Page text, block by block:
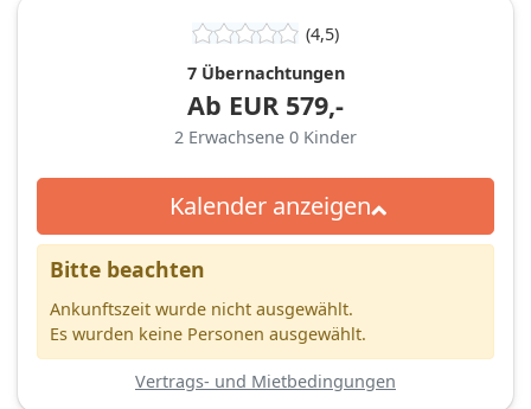
(4,5)
7 Übernachtungen
Ab EUR 579,-
2 Erwachsene 0 Kinder
Kalender anzeigen
Bitte beachten
Ankunftszeit wurde nicht ausgewählt.
Es wurden keine Personen ausgewählt.
Vertrags- und Mietbedingungen